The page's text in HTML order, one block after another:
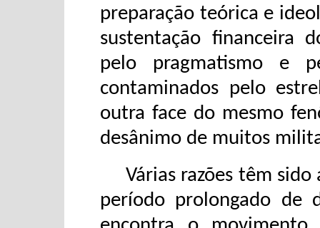
preparação teórica e
sustentação financeira
pelo pragmatismo e
contaminados pelo
outra face do mesmo
desânimo de muitos
Várias razões têm sido
período prolongado de